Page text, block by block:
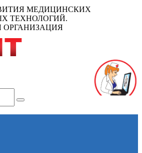
МЕДИЦИНСКИХ
ТЕХНОЛОГИЙ.